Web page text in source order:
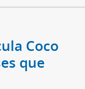
Coco
que